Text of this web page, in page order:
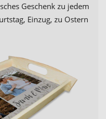
Geschenk zu jedem
Einzug, zu Ostern